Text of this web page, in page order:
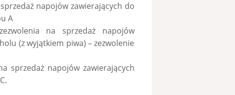
napojów zawierających do
A
na sprzedaż napojów
(z wyjątkiem piwa) – zezwolenie
sprzedaż napojów zawierających